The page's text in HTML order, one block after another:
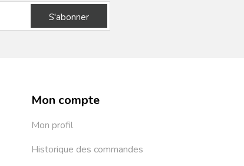
S'abonner
Mon compte
Mon profil
Historique des commandes